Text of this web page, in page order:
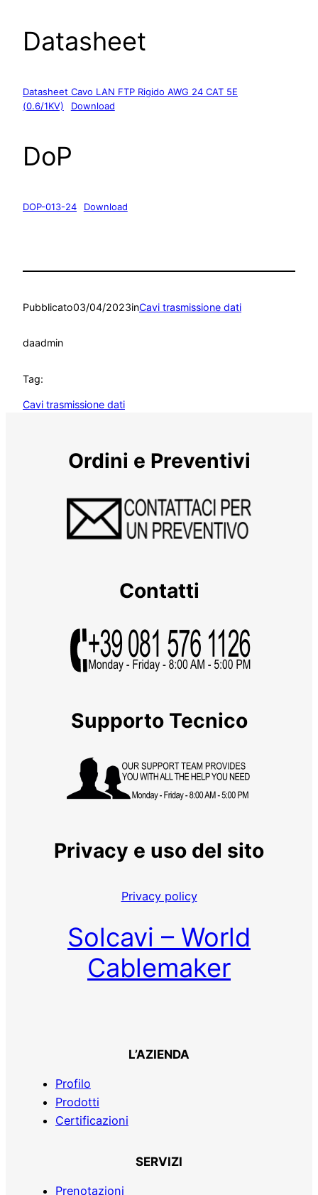
Datasheet
Datasheet Cavo LAN FTP Rigido AWG 24 CAT 5E
(0.6/1KV)
Download
DoP
DOP-013-24 Download
Pubblicato03/04/2023inCavi trasmissione dati
daadmin
Tag:
Cavi trasmissione dati
Ordini e Preventivi
Contatti
Supporto Tecnico
Privacy e uso del sito
Privacy policy
Solcavi – World
Cablemaker
L’AZIENDA
Profilo
Prodotti
Certificazioni
SERVIZI
Prenotazioni